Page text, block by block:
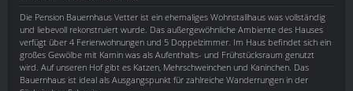
Die Pension Bauernhaus Vetter ist ein ehemaliges Wohnstallhaus was vollständig
und liebevoll rekonstruiert wurde. Das außergewöhnliche Ambiente des Hauses
verfügt über 4 Ferienwohnungen und 5 Doppelzimmer. Im Haus befindet sich ein
großes Gewölbe mit Kamin was als Aufenthalts- und Frühstücksraum genutzt
wird. Auf unseren Hof gibt es Katzen, Mehrschweinchen und Kaninchen. Das
Bauernhaus ist ideal als Ausgangspunkt für zahlreiche Wanderrungen in der